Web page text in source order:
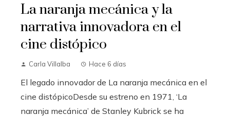
La naranja mecánica y la
narrativa innovadora en el
cine distópico
Carla Villalba Hace 6 días
El legado innovador de La naranja mecánica en el
cine distópicoDesde su estreno en 1971, ‘La
naranja mecánica’ de Stanley Kubrick se ha